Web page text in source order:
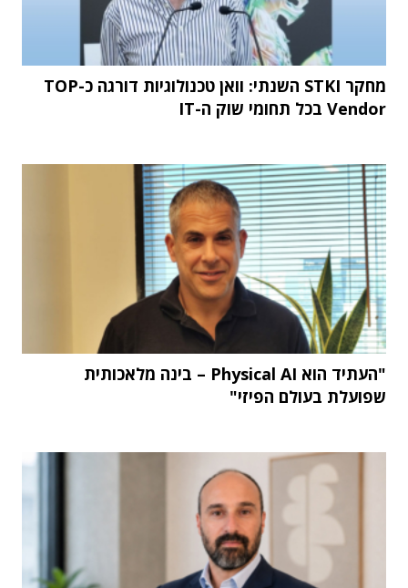
מחקר STKI השנתי: וואן טכנולוגיות דורגה כ-TOP
Vendor בכל תחומי שוק ה-IT
"העתיד הוא Physical AI – בינה מלאכותית
שפועלת בעולם הפיזי"